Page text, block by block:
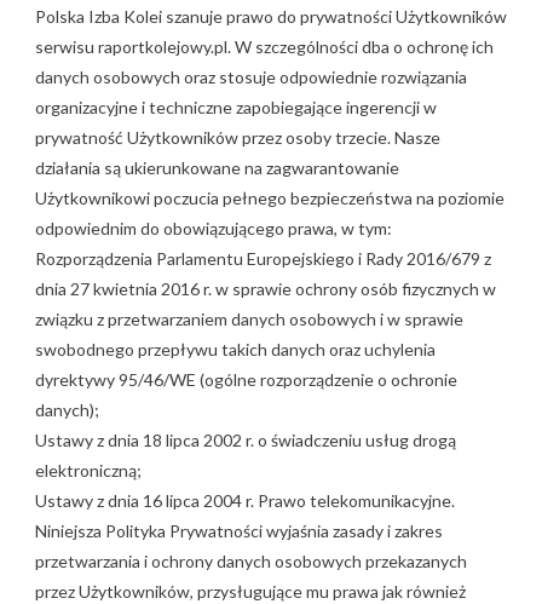
Polska Izba Kolei szanuje prawo do prywatności Użytkowników
serwisu raportkolejowy.pl. W szczególności dba o ochronę ich
danych osobowych oraz stosuje odpowiednie rozwiązania
organizacyjne i techniczne zapobiegające ingerencji w
prywatność Użytkowników przez osoby trzecie. Nasze
działania są ukierunkowane na zagwarantowanie
Użytkownikowi poczucia pełnego bezpieczeństwa na poziomie
odpowiednim do obowiązującego prawa, w tym:
Rozporządzenia Parlamentu Europejskiego i Rady 2016/679 z
dnia 27 kwietnia 2016 r. w sprawie ochrony osób fizycznych w
związku z przetwarzaniem danych osobowych i w sprawie
swobodnego przepływu takich danych oraz uchylenia
dyrektywy 95/46/WE (ogólne rozporządzenie o ochronie
danych);
Ustawy z dnia 18 lipca 2002 r. o świadczeniu usług drogą
elektroniczną;
Ustawy z dnia 16 lipca 2004 r. Prawo telekomunikacyjne.
Niniejsza Polityka Prywatności wyjaśnia zasady i zakres
przetwarzania i ochrony danych osobowych przekazanych
przez Użytkowników, przysługujące mu prawa jak również